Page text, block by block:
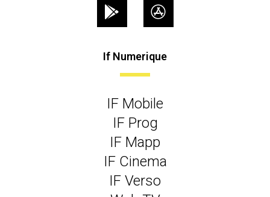
If Numerique
IF Mobile
IF Prog
IF Mapp
IF Cinema
IF Verso